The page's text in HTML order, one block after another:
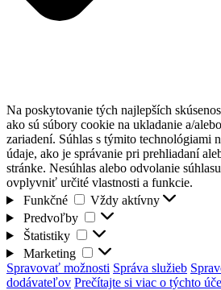
Na poskytovanie tých najlepších
ako sú súbory cookie na ukladanie a/
zariadení. Súhlas s týmito technológiami
údaje, ako je správanie pri prehliadaní
stránke. Nesúhlas alebo odvolanie
ovplyvniť určité vlastnosti a funkcie.
Funkčné
Funkčné
Vždy aktívny
Predvoľby
Predvoľby
Štatistiky
Štatistiky
Marketing
Marketing
Spravovať možnosti Správa služieb
dodávateľov Prečítajte si viac o týchto